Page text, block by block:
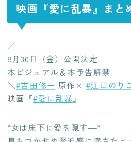
映画『愛に乱暴』まと
／
8月30日（金）公開決定
本ビジュアル＆本予告解禁
＼#吉田修一 原作× #江口のりこ
映画『#愛に乱暴』
“女は床下に愛を隠す―”